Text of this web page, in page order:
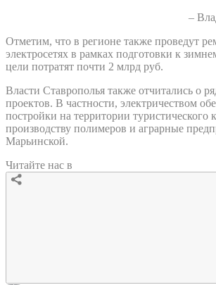
–
Отметим, что в регионе также проведут
электросетях в рамках подготовки к
цели потратят почти 2 млрд руб.
Власти Ставрополья также отчитались о
проектов. В частности, электричеством
постройки на территории туристического
производству полимеров и аграрные
Марьинской.
Читайте нас в